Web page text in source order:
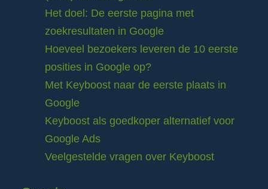
Het doel: De eerste pagina met
zoekresultaten in Google
Hoeveel bezoekers leveren de 10 eerste
posities in Google op?
Met Keyboost naar de eerste plaats in
Google
Keyboost als goedkoper alternatief voor
Google Ads
Veelgestelde vragen over Keyboost